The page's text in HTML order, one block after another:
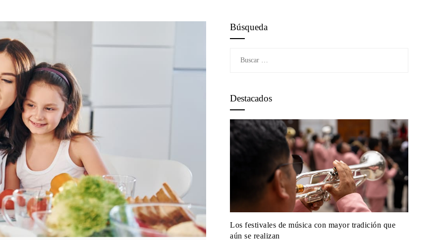
Búsqueda
Destacados
Los festivales de música con mayor tradición que
aún se realizan